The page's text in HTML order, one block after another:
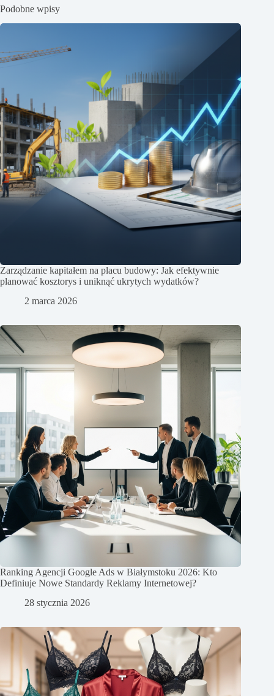
Podobne wpisy
Zarządzanie kapitałem na placu budowy: Jak efektywnie
planować kosztorys i uniknąć ukrytych wydatków?
2 marca 2026
Ranking Agencji Google Ads w Białymstoku 2026: Kto
Definiuje Nowe Standardy Reklamy Internetowej?
28 stycznia 2026